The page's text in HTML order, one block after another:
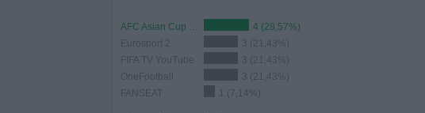
AFC Asian Cup YouTube
4 (28,57%)
Eurosport 2
3 (21,43%)
FIFA TV YouTube
3 (21,43%)
OneFootball
3 (21,43%)
FANSEAT
1 (7,14%)